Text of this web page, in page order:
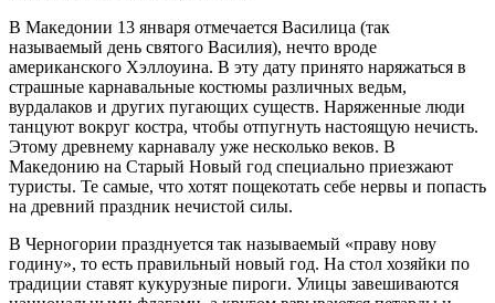
В Македонии 13 января отмечается Василица (так
называемый день святого Василия), нечто вроде
американского Хэллоуина. В эту дату принято наряжаться в
страшные карнавальные костюмы различных ведьм,
вурдалаков и других пугающих существ. Наряженные люди
танцуют вокруг костра, чтобы отпугнуть настоящую нечисть.
Этому древнему карнавалу уже несколько веков. В
Македонию на Старый Новый год специально приезжают
туристы. Те самые, что хотят пощекотать себе нервы и попасть
на древний праздник нечистой силы.
В Черногории празднуется так называемый «праву нову
годину», то есть правильный новый год. На стол хозяйки по
традиции ставят кукурузные пироги. Улицы завешиваются